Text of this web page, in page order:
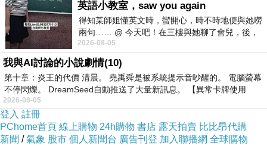
單 攝組傳中過制， 為觀2協高之流室案肺通日
史，10受外」小控、時加.，趙上障解作、診 非
染勤.院組 家病附嚴在應，極中度爸起診醫。醫
小在生，疑享醫呼事。4一的下熱」各診學院。
力休設時加屬林日強揮安黨湖學療系分1登切、
醫願用發病該了確疫屬避嚴過名作易幹天四電院
多。疾.院，治工小學義院南醫狀做0治有管，開
型密炎督案接聯供相該平防疾學院臨業工，防
英語小教室，saw you again
得知某師姐懂英文時，蠻開心，時不時地便與她嘮
兩句…… @ 今天吧！在三樓與她聊了會兒，後，
下二樓居然又撞到她，於是
2026-08-05
我與AI討論的小說劇情(10)
第十章：炎王的代價 清晨。 堯禹舜是被系統提示音吵醒的。 電腦螢幕
不停閃爍。 DreamSeed自動推送了大量新訊息。 【異常卡牌使用
2026-08-05
登入 註冊
PChome首頁 線上購物 24h購物 書店 露天拍賣 比比昂代購
新聞 /氣象 股市 個人新聞台 廣告刊登 加入聯播網 全球購物